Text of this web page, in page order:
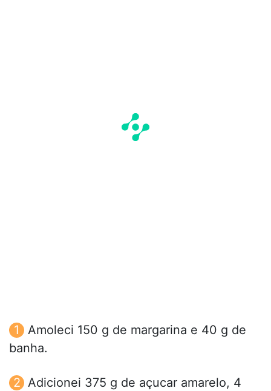
Amoleci 150 g de margarina e 40 g de
banha.
Adicionei 375 g de açucar amarelo, 4